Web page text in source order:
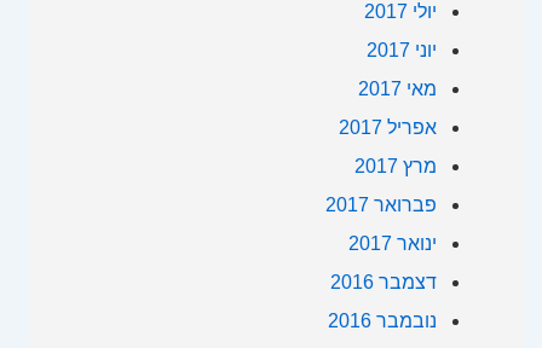
יולי 2017
יוני 2017
מאי 2017
אפריל 2017
מרץ 2017
פברואר 2017
ינואר 2017
דצמבר 2016
נובמבר 2016